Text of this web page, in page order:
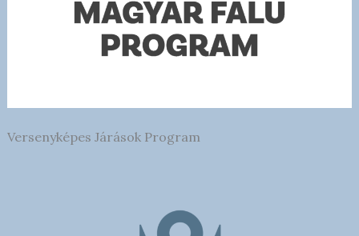
Versenyképes Járások Program